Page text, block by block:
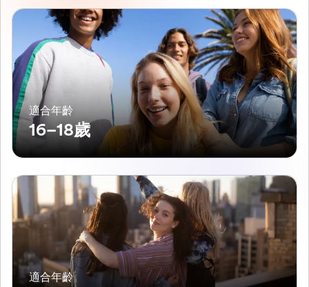
適合年齡
16–18歲
適合年齡